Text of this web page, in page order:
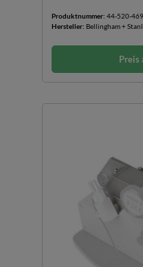
Produktnummer: 44-520-
Hersteller: Bellingham +
Preis